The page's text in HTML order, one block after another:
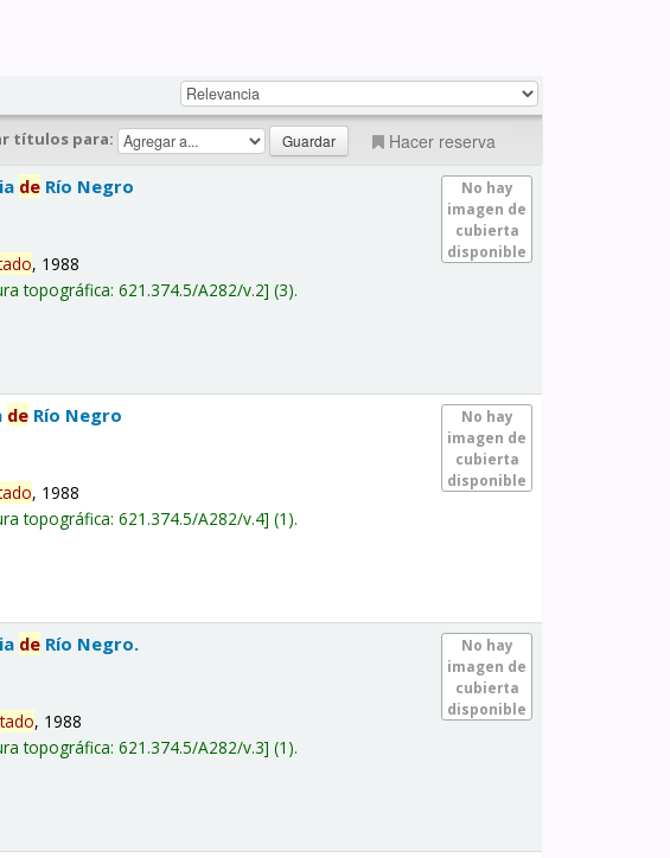
títulos para: Hacer reserva
No hay
imagen de
cubierta
disponible
de Río Negro
, 1988
topográfica:621.374.5/A282/v.2 (3).
No hay
imagen de
cubierta
disponible
de Río Negro
, 1988
topográfica:621.374.5/A282/v.4 (1).
No hay
imagen de
cubierta
disponible
de Río Negro.
, 1988
topográfica:621.374.5/A282/v.3 (1).